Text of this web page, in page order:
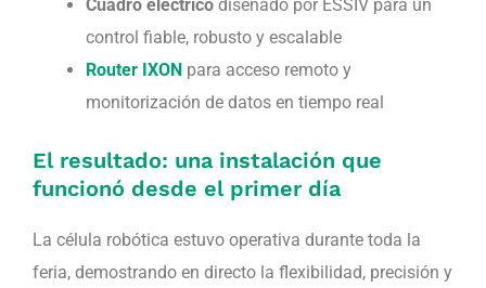
Cuadro eléctrico diseñado por ESSIV para un
control fiable, robusto y escalable
Router IXON para acceso remoto y
monitorización de datos en tiempo real
El resultado: una instalación que
funcionó desde el primer día
La célula robótica estuvo operativa durante toda la
feria, demostrando en directo la flexibilidad, precisión y